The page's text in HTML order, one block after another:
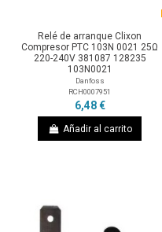
Relé de arranque Clixon
Compresor PTC 103N 0021 25Ω
220-240V 381087 128235
103N0021
Danfoss
RCH0007951
6,48 €
Añadir al carrito